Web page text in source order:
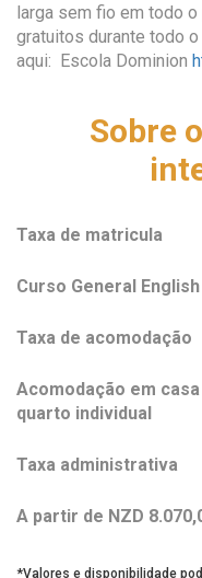
larga sem fio em todo
gratuitos durante todo
aqui: Escola Dominion
Sobre
Taxa de matricula
Curso General
Taxa de acomodação
Acomodação em
quarto individual
Taxa administrativa
A partir de NZD
*Valores e disponibilidade